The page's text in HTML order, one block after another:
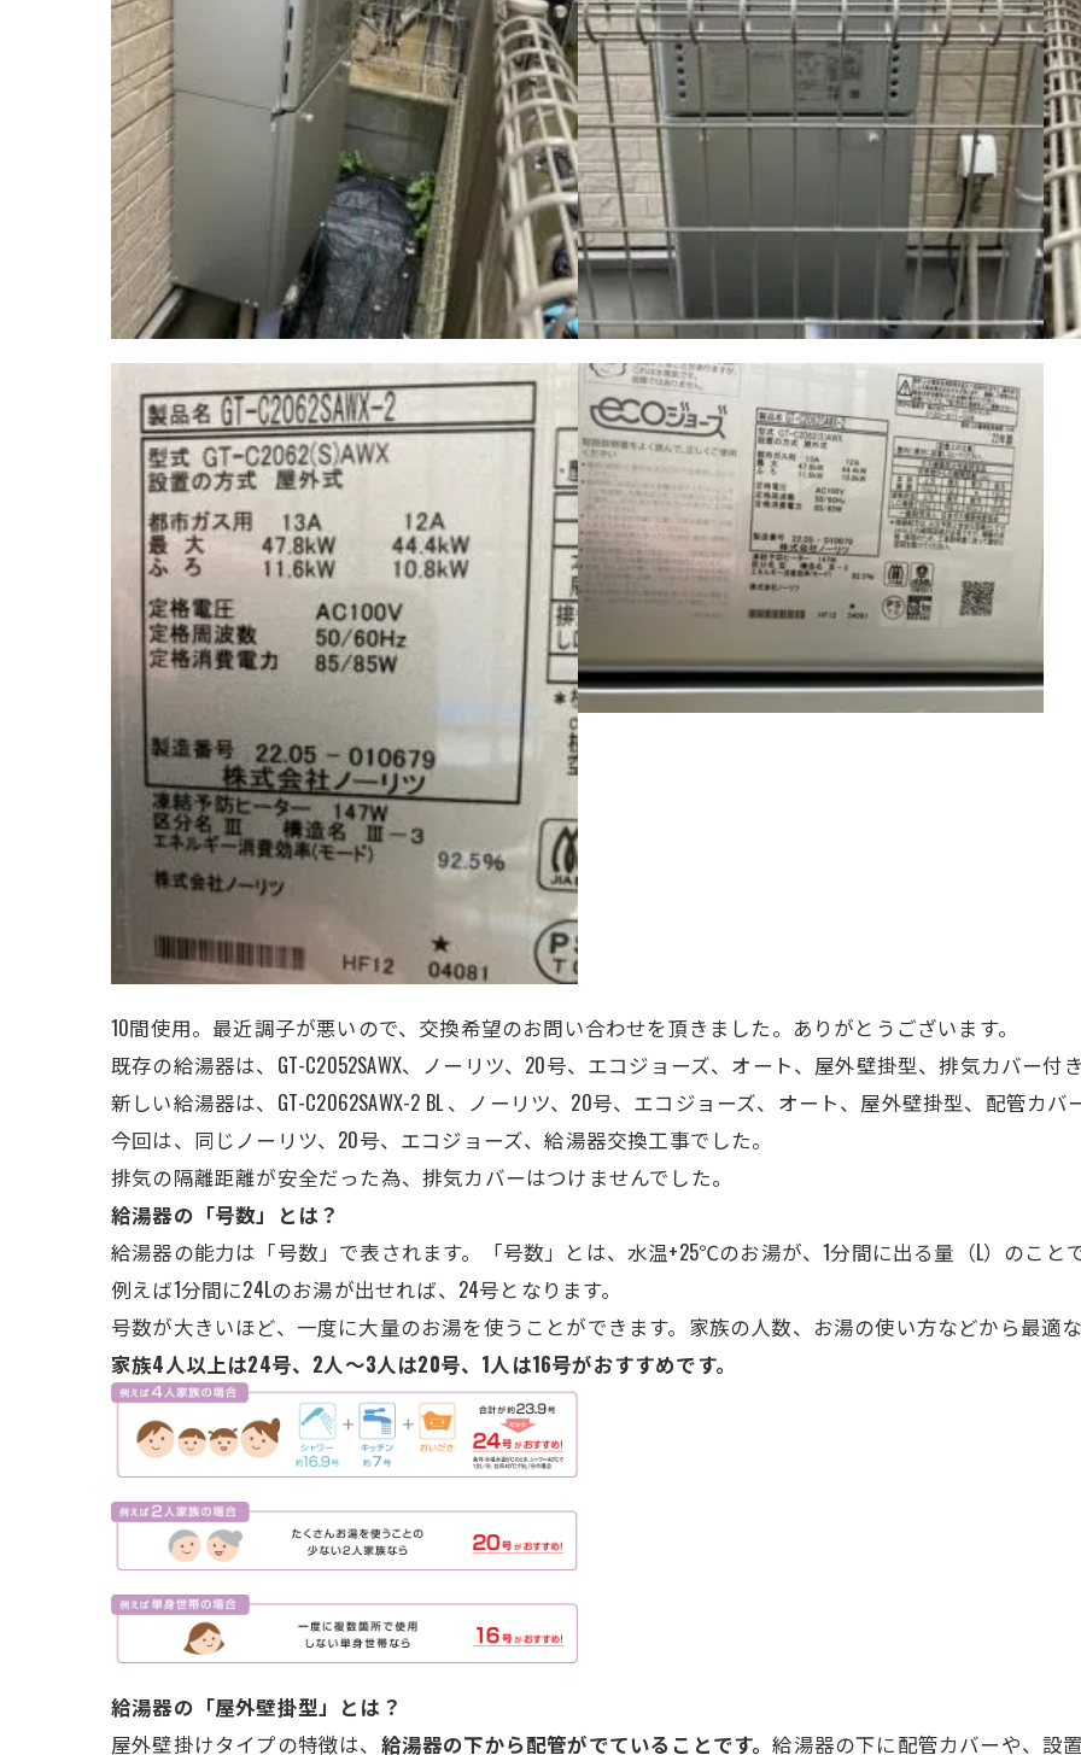
10間使用。最近調子が悪いので、交換希望のお問い合わせを頂きました。ありがとうございます。
既存の給湯器は、GT-C2052SAWX、ノーリツ、 20号、エコジョーズ、 オート、屋外壁掛型、排気カバー付
新しい給湯器は、GT-C2062SAWX-2 BL 、ノーリツ、20号、エコジョーズ、オート、 屋外壁掛型、配管カバ
今回は、同じノーリツ、20号、エコジョーズ、給湯器交換工事でした。
排気の隔離距離が安全だった為、排気カバーはつけませんでした。
給湯器の「号数」とは？
給湯器の能力は「号数」で表されます。「号数」とは、水温+25℃のお湯が、1分間に出る量（L）のこと
例えば1分間に24Lのお湯が出せれば、24号となります。
号数が大きいほど、一度に大量のお湯を使うことができます。家族の人数、お湯の使い方などから最適
家族4人以上は24号、2人～3人は20号、1人は16号がおすすめです。
給湯器の「屋外壁掛型」とは？
屋外壁掛けタイプの特徴は、 給湯器の下から配管がでていることです。給湯器の下に配管カバーや、設